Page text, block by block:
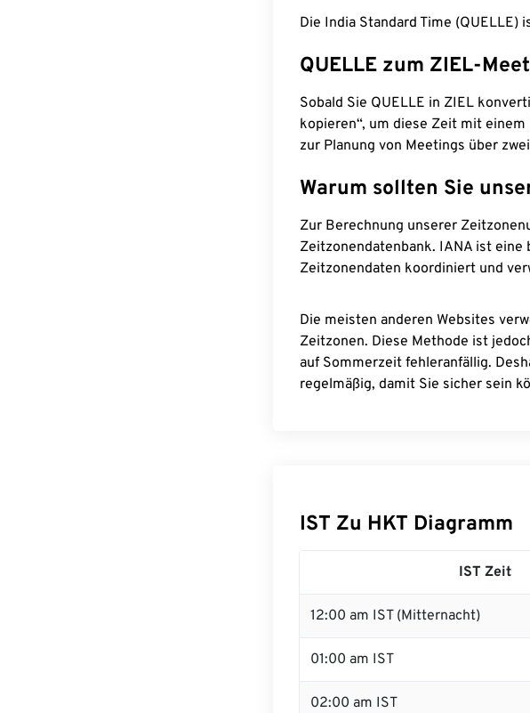
Die India Standard Time (QUELLE)
QUELLE zum ZIEL-
Sobald Sie QUELLE in ZIEL
kopieren“, um diese Zeit mit
zur Planung von Meetings über
Warum sollten Sie
Zur Berechnung unserer
Zeitzonendatenbank. IANA ist
Zeitzonendaten koordiniert und
Die meisten anderen Websites
Zeitzonen. Diese Methode ist
auf Sommerzeit fehleranfällig.
regelmäßig, damit Sie sicher sein
IST Zu HKT Diagramm
IST Zeit
12:00 am IST (Mitternacht)
01:00 am IST
02:00 am IST